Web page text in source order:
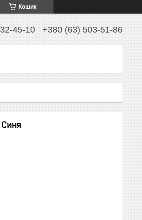
Кошик
45-10 +380 (63) 503-51-86